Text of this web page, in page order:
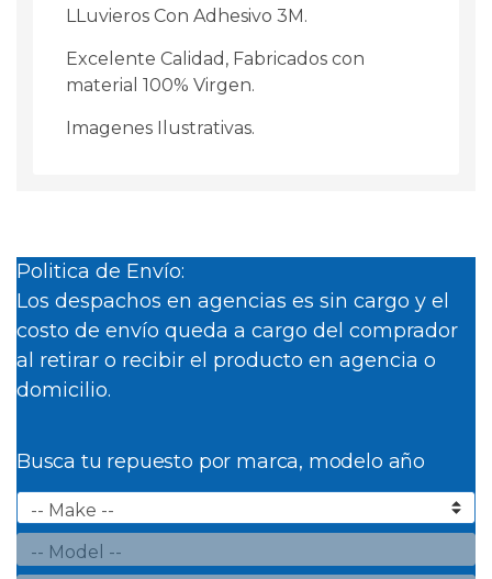
LLuvieros Con Adhesivo 3M.
Excelente Calidad, Fabricados con
material 100% Virgen.
Imagenes Ilustrativas.
Politica de Envío:
Los despachos en agencias es sin cargo y el
costo de envío queda a cargo del comprador
al retirar o recibir el producto en agencia o
domicilio.
Busca tu repuesto por marca, modelo año